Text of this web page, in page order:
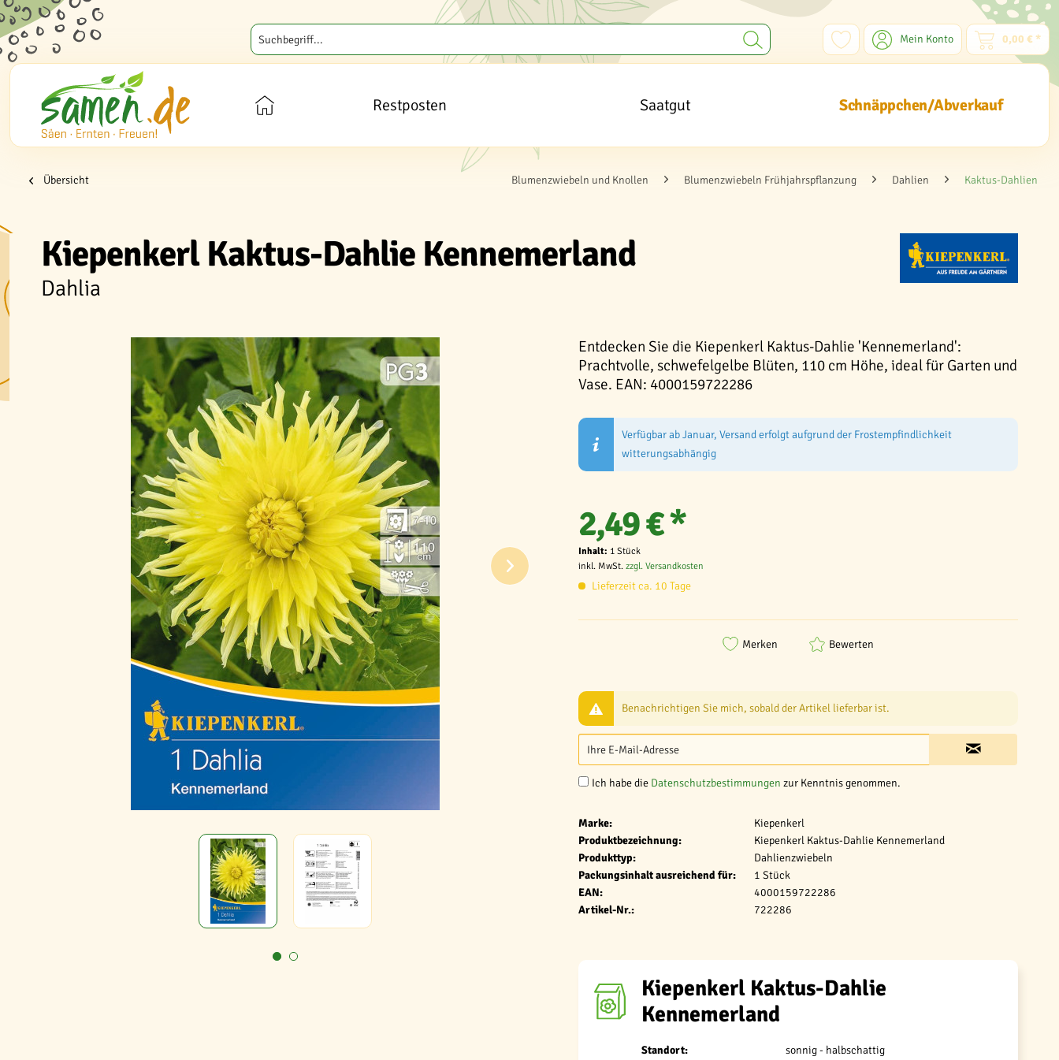
Mein Konto 0,00 € *
Restposten Saatgut Schnäppchen/Abverkauf
Übersicht Blumenzwiebeln und Knollen Blumenzwiebeln Frühjahrspflanzung Dahlien Kaktus-Dahlien
Kiepenkerl Kaktus-Dahlie Kennemerland
Dahlia
Entdecken Sie die Kiepenkerl Kaktus-Dahlie 'Kennemerland':
Prachtvolle, schwefelgelbe Blüten, 110 cm Höhe, ideal für Garten und
Vase. EAN: 4000159722286
Verfügbar ab Januar, Versand erfolgt aufgrund der Frostempfindlichkeit
witterungsabhängig
Benachrichtigen Sie mich, sobald der Artikel lieferbar ist.
Ich habe die Datenschutzbestimmungen zur Kenntnis genommen.
Marke:
Kiepenkerl
Produktbezeichnung:
Kiepenkerl Kaktus-Dahlie Kennemerland
Produkttyp:
Dahlienzwiebeln
Packungsinhalt ausreichend für:
1 Stück
EAN:
4000159722286
Artikel-Nr.:
722286
2,49 € *
Inhalt: 1 Stück
inkl. MwSt. zzgl. Versandkosten
Lieferzeit ca. 10 Tage
Merken Bewerten
Kiepenkerl Kaktus-Dahlie
Kennemerland
Standort:
sonnig - halbschattig